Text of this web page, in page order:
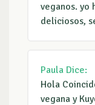
veganos. yo
deliciosos,
Paula Dice:
Hola
vegana y